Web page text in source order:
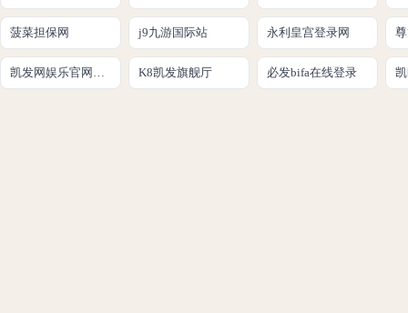
菠菜担保网 j9九游国际站 永利皇宫登录网
凯发网娱乐官网登录 K8凯发旗舰厅 必发bifa在线登录